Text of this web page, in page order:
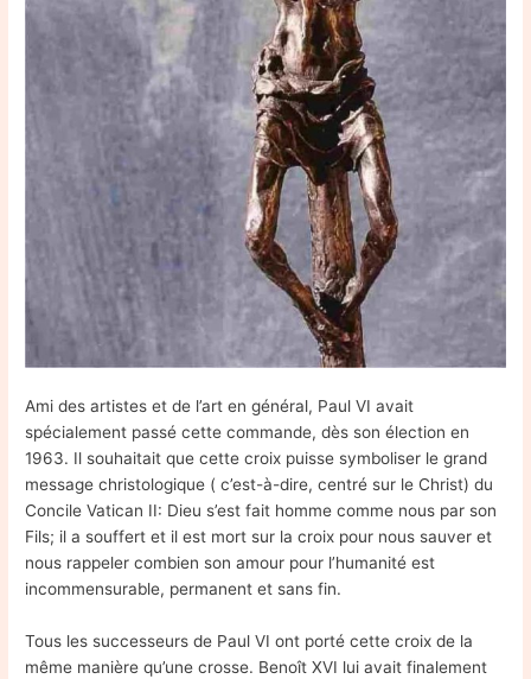
Ami des artistes et de l’art en général, Paul VI avait
spécialement passé cette commande, dès son élection en
1963. Il souhaitait que cette croix puisse symboliser le grand
message christologique ( c’est-à-dire, centré sur le Christ) du
Concile Vatican II: Dieu s’est fait homme comme nous par son
Fils; il a souffert et il est mort sur la croix pour nous sauver et
nous rappeler combien son amour pour l’humanité est
incommensurable, permanent et sans fin.
Tous les successeurs de Paul VI ont porté cette croix de la
même manière qu’une crosse. Benoît XVI lui avait finalement